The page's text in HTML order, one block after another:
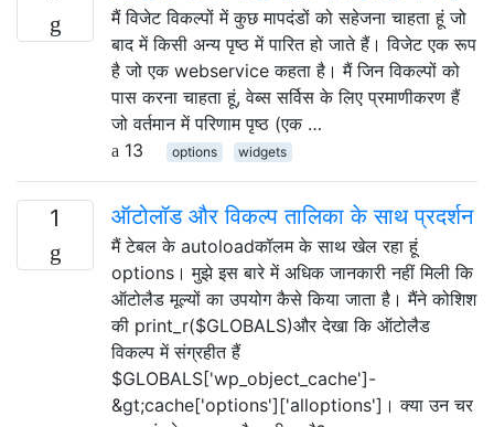
मैं विजेट विकल्पों में कुछ मापदंडों को सहेजना चाहता हूं जो
बाद में किसी अन्य पृष्ठ में पारित हो जाते हैं। विजेट एक रूप
है जो एक webservice कहता है। मैं जिन विकल्पों को
पास करना चाहता हूं, वेब्स सर्विस के लिए प्रमाणीकरण हैं
जो वर्तमान में परिणाम पृष्ठ (एक …
13
options widgets
1 ऑटोलॉड और विकल्प तालिका के साथ प्रदर्शन
मैं टेबल के autoloadकॉलम के साथ खेल रहा हूं
options। मुझे इस बारे में अधिक जानकारी नहीं मिली कि
ऑटोलैड मूल्यों का उपयोग कैसे किया जाता है। मैंने कोशिश
की print_r($GLOBALS)और देखा कि ऑटोलैड
विकल्प में संग्रहीत हैं
$GLOBALS['wp_object_cache']-
&gt;cache['options']['alloptions']। क्या उन चर